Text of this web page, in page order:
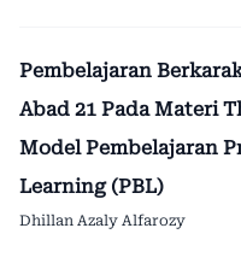
Pembelajaran
Abad 21 Pada Materi
Model Pembelajaran
Learning (PBL)
Dhillan Azaly Alfarozy